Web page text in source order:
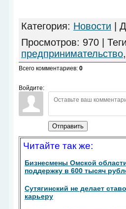
Категория: Новости |
Просмотров: 970 |
предпринимательство
Всего комментариев: 0
Войдите:
Отправить
Читайте так же:
Бизнесмены Омской
поддержку в 600 тысяч
Сутягинский не делает
карьеру